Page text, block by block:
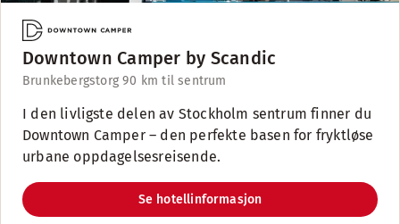
Downtown Camper by Scandic
Brunkebergstorg 90 km til sentrum
I den livligste delen av Stockholm sentrum finner du
Downtown Camper – den perfekte basen for fryktløse
urbane oppdagelsesreisende.
Se hotellinformasjon